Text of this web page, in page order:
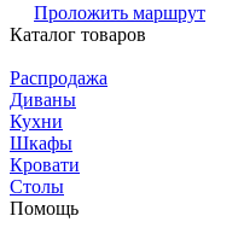
Проложить маршрут
Каталог товаров
Распродажа
Диваны
Кухни
Шкафы
Кровати
Столы
Помощь